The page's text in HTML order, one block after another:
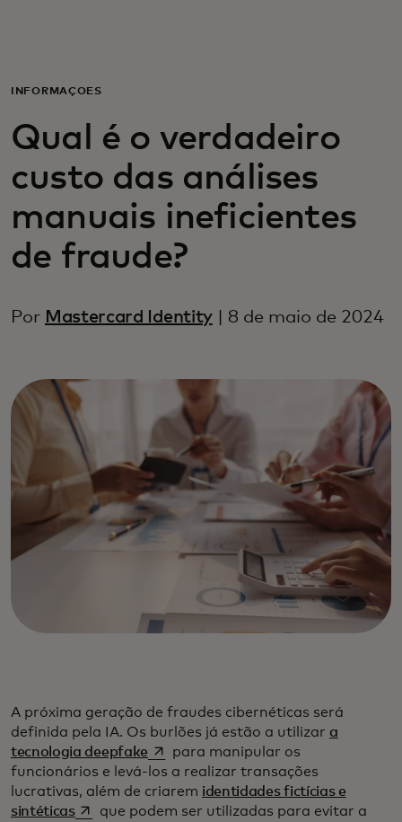
Para empresas
Para o mundo
Para inovadores
Notícias e tendências
INFORMAÇÕES
Qual é o verdadeiro
custo das análises
manuais ineficientes
de fraude?
Por Mastercard Identity| 8 de maio de 2024
A próxima geração de fraudes cibernéticas será
definida pela IA. Os burlões já estão a utilizar a
tecnologia deepfakeopens in a new tab
para manipular os
funcionários e levá-los a realizar transações
lucrativas, além de criarem identidades fictícias e
sintéticasopens in a new tab
que podem ser utilizadas para evitar a